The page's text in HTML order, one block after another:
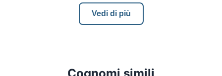
Vedi di più